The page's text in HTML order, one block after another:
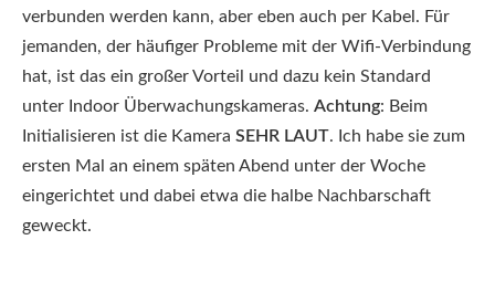
verbunden werden kann, aber eben auch per Kabel. Für
jemanden, der häufiger Probleme mit der Wifi-Verbindung
hat, ist das ein großer Vorteil und dazu kein Standard
unter Indoor Überwachungskameras. Achtung: Beim
Initialisieren ist die Kamera SEHR LAUT. Ich habe sie zum
ersten Mal an einem späten Abend unter der Woche
eingerichtet und dabei etwa die halbe Nachbarschaft
geweckt.